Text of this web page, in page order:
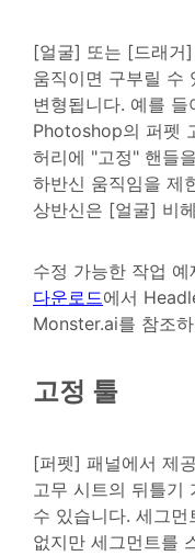
[얼굴] 또는 [드래거
움직이면 구부릴 수
변형됩니다. 예를
Photoshop의 퍼펫
허리에 "고정" 핸들
하반신 움직임을 제
상반신은 [얼굴] 비
수정 가능한 작업 예
다운로드에서
Monster.ai를 참조
고정 툴
[퍼펫] 패널에서 제
고무 시트의 뒤틀기
수 있습니다. 세그
없지만 세그먼트를